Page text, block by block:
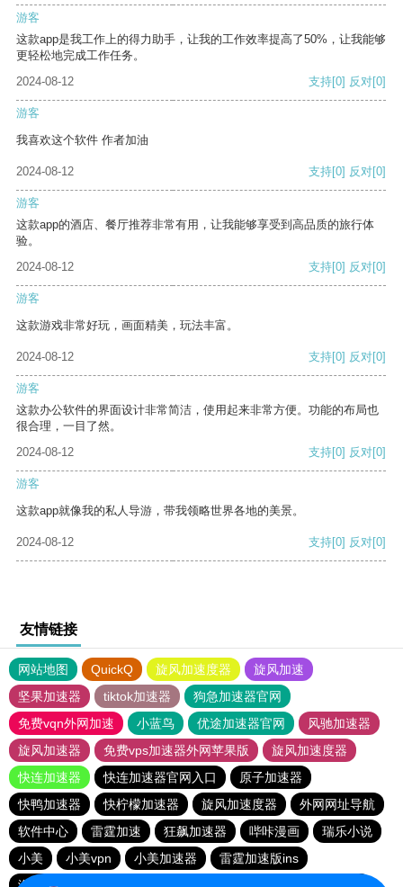
游客
这款app是我工作上的得力助手，让我的工作效率提高了50%，让我能够
更轻松地完成工作任务。
2024-08-12
支持[0] 反对[0]
游客
我喜欢这个软件 作者加油
2024-08-12 支持[0] 反对[0]
游客
这款app的酒店、餐厅推荐非常有用，让我能够享受到高品质的旅行体
验。
2024-08-12
支持[0] 反对[0]
游客
这款游戏非常好玩，画面精美，玩法丰富。
2024-08-12 支持[0] 反对[0]
游客
这款办公软件的界面设计非常简洁，使用起来非常方便。功能的布局也
很合理，一目了然。
2024-08-12
支持[0] 反对[0]
游客
这款app就像我的私人导游，带我领略世界各地的美景。
2024-08-12 支持[0] 反对[0]
友情链接
网站地图 QuickQ 旋风加速度器
旋风加速
坚果加速器
tiktok加速器
狗急加速器官网
免费vqn外网加速
小蓝鸟 优途加速器官网
风驰加速器
旋风加速器
免费vps加速器外网苹果版
旋风加速度器
快连加速器
快连加速器官网入口
原子加速器
快鸭加速器
快柠檬加速器 旋风加速度器
外网网址导航
软件中心
雷霆加速 狂飙加速器 哔咔漫画
瑞乐小说
小美
小美vpn 小美加速器
雷霆加速版ins